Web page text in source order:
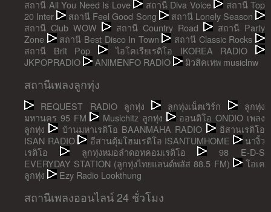
สถานี All You Need Is Love สถานี Diva Voice
สถานี Top
20 Inter
สถานี Feel Good Song
สถานี Lonely Season
สถานี Club WOW
สถานี Country Road
สถานี Party
Zone
สถานี Best Disco In Town
สถานี Classic Rocks
สถานี Brit Pop
ไอโคเรียเรดิโอ IKOREA RADIO
JKPOPRADIO
ANIMENFO RADIO มิวสิคเทพ musiclnw
สถานีเพลงลูกทุ่ง
REQUEST RADIO ลูกทุ่ง ลูกทุ่งเน็ตเวิร์ก
ลูกทุ่ง
มหานคร 95 FM
Musichitz ลูกทุ่ง
ออนดิโอ ONDIO เพลง
ลูกทุ่ง
บ้านมหาเรดิโอ BAANMAHA RADIO
อิสานเรดิโอ
ISAN RADIO
อีสานตุ้มโฮมเรดิโอ ISANTUMHOME
นางิ้ว
เรดิโอ
ลูกทุ่งหมอลำดอทคอมเรดิโอ
98 E-D-S
EVERYDAY STATION (ลูกทุ่งไทยแลนด์พลัส 88.5 FM)
โอเค
ลูกทุ่ง
Ezy Radio Lookthung
สถานีเพลงออนไลน์ 24 ชั่วโมง